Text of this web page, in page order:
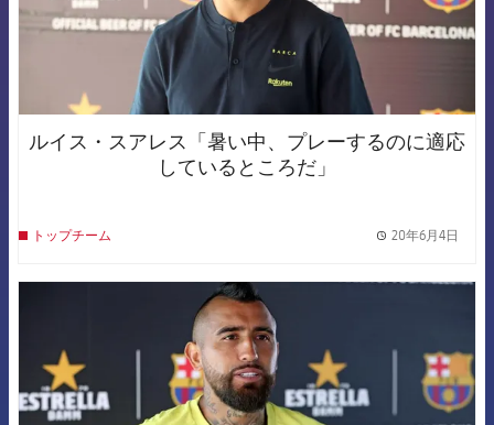
ルイス・スアレス「暑い中、プレーするのに適応
しているところだ」
トップチーム 20年6月4日
FCB Barcelona badge